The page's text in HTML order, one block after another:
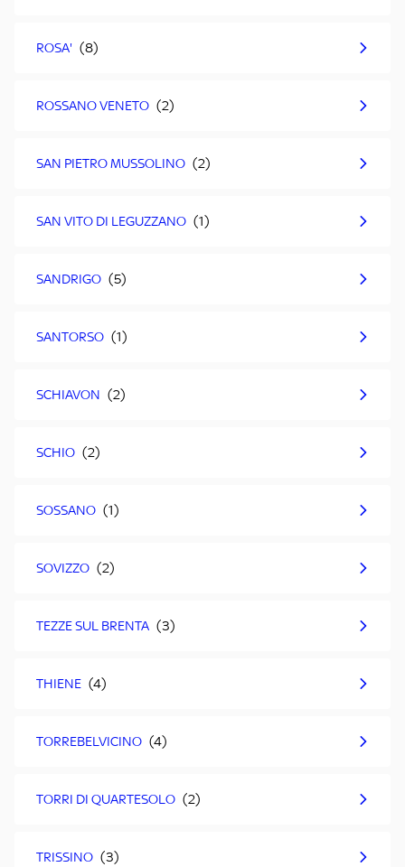
ROSA'
ROSSANO VENETO
SAN PIETRO MUSSOLINO
SAN VITO DI LEGUZZANO
SANDRIGO
SANTORSO
SCHIAVON
SCHIO
SOSSANO
SOVIZZO
TEZZE SUL BRENTA
THIENE
TORREBELVICINO
TORRI DI QUARTESOLO
TRISSINO